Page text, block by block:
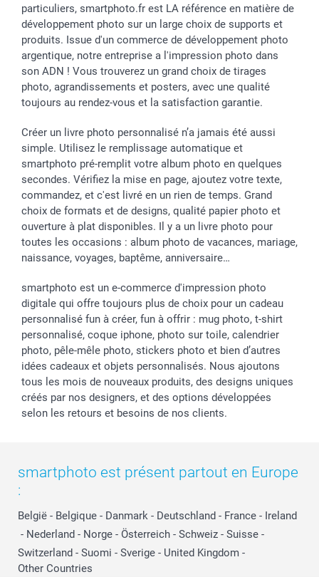
particuliers, smartphoto.fr est LA référence en matière de
développement photo sur un large choix de supports et
produits. Issue d'un commerce de développement photo
argentique, notre entreprise a l'impression photo dans
son ADN ! Vous trouverez un grand choix de tirages
photo, agrandissements et posters, avec une qualité
toujours au rendez-vous et la satisfaction garantie.
Créer un livre photo personnalisé n’a jamais été aussi
simple. Utilisez le remplissage automatique et
smartphoto pré-remplit votre album photo en quelques
secondes. Vérifiez la mise en page, ajoutez votre texte,
commandez, et c'est livré en un rien de temps. Grand
choix de formats et de designs, qualité papier photo et
ouverture à plat disponibles. Il y a un livre photo pour
toutes les occasions : album photo de vacances, mariage,
naissance, voyages, baptême, anniversaire…
smartphoto est un e-commerce d'impression photo
digitale qui offre toujours plus de choix pour un cadeau
personnalisé fun à créer, fun à offrir : mug photo, t-shirt
personnalisé, coque iphone, photo sur toile, calendrier
photo, pêle-mêle photo, stickers photo et bien d’autres
idées cadeaux et objets personnalisés. Nous ajoutons
tous les mois de nouveaux produits, des designs uniques
créés par nos designers, et des options développées
selon les retours et besoins de nos clients.
smartphoto est présent partout en Europe
:
België - Belgique - Danmark - Deutschland - France - Ireland
- Nederland - Norge - Österreich - Schweiz - Suisse -
Switzerland - Suomi - Sverige - United Kingdom -
Other Countries